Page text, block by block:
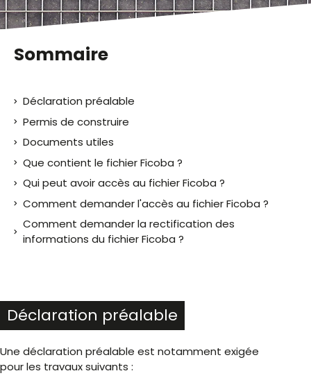
Sommaire
Déclaration préalable
Permis de construire
Documents utiles
Que contient le fichier Ficoba ?
Qui peut avoir accès au fichier Ficoba ?
Comment demander l'accès au fichier Ficoba ?
Comment demander la rectification des
informations du fichier Ficoba ?
Déclaration préalable
Une déclaration préalable est notamment exigée
pour les travaux suivants :